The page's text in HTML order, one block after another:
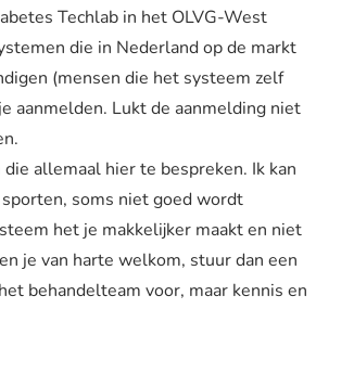
Techlab in het OLVG-West
die in Nederland op de markt
(mensen die het systeem zelf
aanmelden. Lukt de aanmelding niet
allemaal hier te bespreken. Ik kan
soms niet goed wordt
het je makkelijker maakt en niet
je van harte welkom, stuur dan een
behandelteam voor, maar kennis en